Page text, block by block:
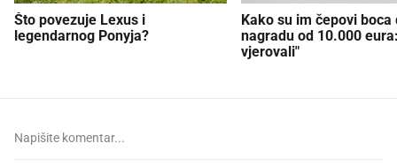
Što povezuje Lexus i
legendarnog Ponyja?
Kako su im čepovi boca
nagradu od 10.000
vjerovali"